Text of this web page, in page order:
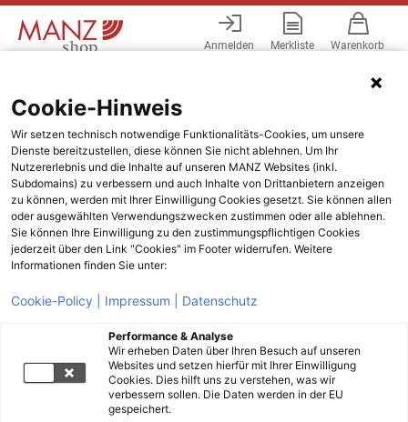
Anmelden Merkliste Warenkorb
Cookie-Hinweis
Wir setzen technisch notwendige Funktionalitäts-Cookies, um unsere
Dienste bereitzustellen, diese können Sie nicht ablehnen. Um Ihr
Nutzererlebnis und die Inhalte auf unseren MANZ Websites (inkl.
Subdomains) zu verbessern und auch Inhalte von Drittanbietern anzeigen
zu können, werden mit Ihrer Einwilligung Cookies gesetzt. Sie können allen
oder ausgewählten Verwendungszwecken zustimmen oder alle ablehnen.
Sie können Ihre Einwilligung zu den zustimmungspflichtigen Cookies
jederzeit über den Link "Cookies" im Footer widerrufen. Weitere
Informationen finden Sie unter:
Cookie-Policy | Impressum | Datenschutz
Performance & Analyse
Wir erheben Daten über Ihren Besuch auf unseren
Websites und setzen hierfür mit Ihrer Einwilligung
Cookies. Dies hilft uns zu verstehen, was wir
verbessern sollen. Die Daten werden in der EU
gespeichert.